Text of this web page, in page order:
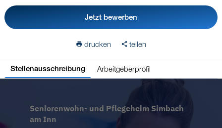
Jetzt bewerben
drucken teilen
Stellenausschreibung Arbeitgeberprofil